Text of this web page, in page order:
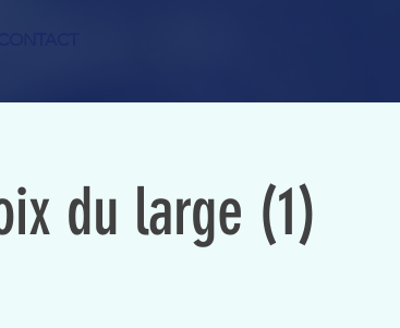
du large (1)